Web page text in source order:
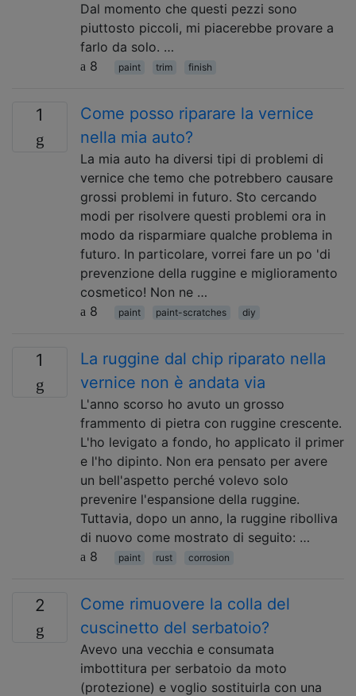
Dal momento che questi pezzi sono
piuttosto piccoli, mi piacerebbe provare a
farlo da solo. …
8
paint trim finish
1
Come posso riparare la vernice
nella mia auto?
La mia auto ha diversi tipi di problemi di
vernice che temo che potrebbero causare
grossi problemi in futuro. Sto cercando
modi per risolvere questi problemi ora in
modo da risparmiare qualche problema in
futuro. In particolare, vorrei fare un po 'di
prevenzione della ruggine e miglioramento
cosmetico! Non ne …
8
paint paint-scratches diy
1
La ruggine dal chip riparato nella
vernice non è andata via
L'anno scorso ho avuto un grosso
frammento di pietra con ruggine crescente.
L'ho levigato a fondo, ho applicato il primer
e l'ho dipinto. Non era pensato per avere
un bell'aspetto perché volevo solo
prevenire l'espansione della ruggine.
Tuttavia, dopo un anno, la ruggine ribolliva
di nuovo come mostrato di seguito: …
8
paint rust corrosion
2
Come rimuovere la colla del
cuscinetto del serbatoio?
Avevo una vecchia e consumata
imbottitura per serbatoio da moto
(protezione) e voglio sostituirla con una